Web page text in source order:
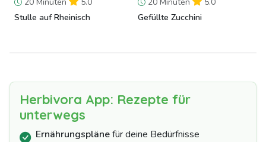
20 Minuten
5.0
Stulle auf Rheinisch
20 Minuten
5.0
Gefüllte Zucchini
Herbivora App: Rezepte für
unterwegs
Ernährungsplänefür deine Bedürfnisse